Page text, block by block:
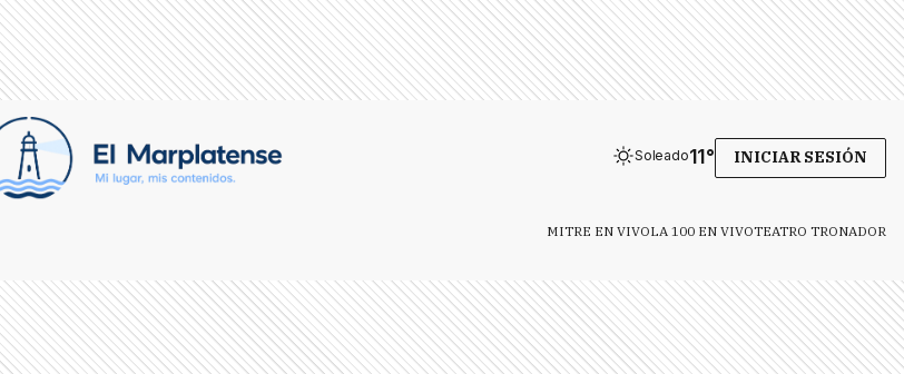
Soleado11° INICIAR SESIÓN
MITRE EN VIVOLA 100 EN VIVOTEATRO TRONADOR